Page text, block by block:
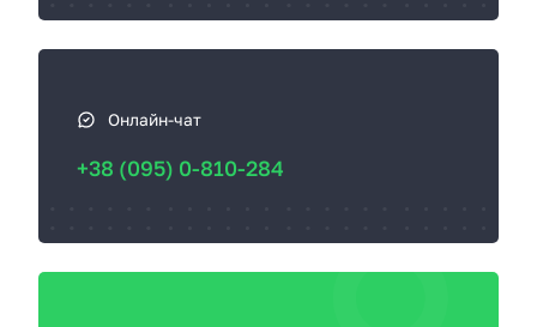
Онлайн-чат
+38 (095) 0-810-284